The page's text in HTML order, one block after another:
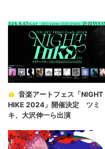
音楽アートフェス「NIGHT
HIKE 2024」開催決定 ツミ
キ、大沢伸一ら出演